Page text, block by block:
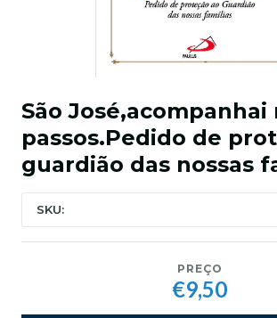
São José,acompanhai
passos.Pedido de
guardião das nossas
SKU:
PREÇO
€9,50